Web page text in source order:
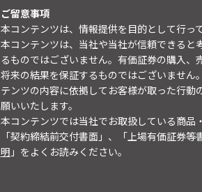
ご留意事項
本コンテンツは、情報提供を目的として行っ
本コンテンツは、当社や当社が信頼できる
るものではございません。有価証券の購入、
将来の結果を保証するものではございません
テンツの内容に依拠してお客様が取った行
願いいたします。
本コンテンツでは当社でお取扱している商
「契約締結前交付書面」、「上場有価証券
明 」をよくお読みください。